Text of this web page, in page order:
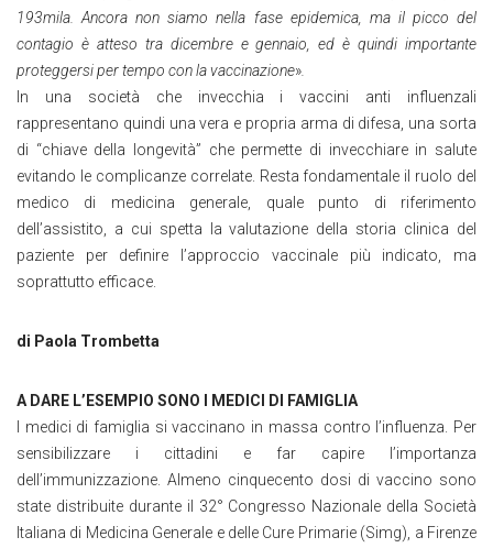
193mila. Ancora non siamo nella fase epidemica, ma il picco del
contagio è atteso tra dicembre e gennaio, ed è quindi importante
proteggersi per tempo con la vaccinazione»
In una società che invecchia i vaccini anti influenzali
rappresentano quindi una vera e propria arma di difesa, una sorta
di “chiave della longevità” che permette di invecchiare in salute
evitando le complicanze correlate. Resta fondamentale il ruolo del
medico di medicina generale, quale punto di riferimento
dell’assistito, a cui spetta la valutazione della storia clinica del
paziente per definire l’approccio vaccinale più indicato, ma
soprattutto efficace.
di Paola Trombetta
A DARE L’ESEMPIO SONO I MEDICI DI FAMIGLIA
I medici di famiglia si vaccinano in massa contro l’influenza. Per
sensibilizzare i cittadini e far capire l’importanza
dell’immunizzazione. Almeno cinquecento dosi di vaccino sono
state distribuite durante il 32° Congresso Nazionale della Società
Italiana di Medicina Generale e delle Cure Primarie (Simg), a Firenze